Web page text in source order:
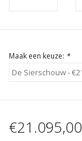
Maak een keuze: *
€21.095,00